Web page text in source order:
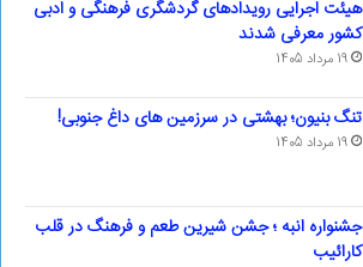
هیئت اجرایی رویدادهای گردشگری فرهنگی و ادبی
کشور معرفی شدند
19 مرداد 1405
تنگ بنیون؛ بهشتی در سرزمین های داغ جنوبی!
19 مرداد 1405
جشنواره انبه ؛ جشن شیرین طعم و فرهنگ در قلب
کارائیب